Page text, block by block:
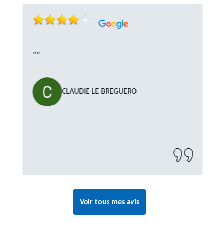
""
CLAUDIE LE BREGUERO
Voir tous mes avis